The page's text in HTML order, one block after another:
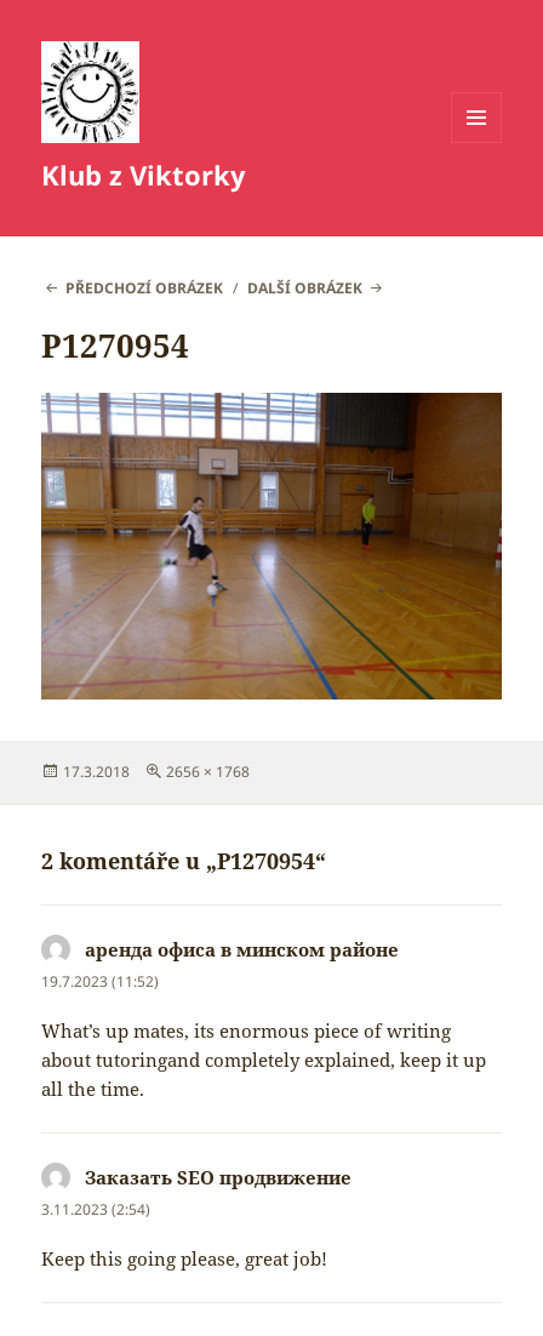
Klub z Viktorky
PŘEDCHOZÍ OBRÁZEK DALŠÍ OBRÁZEK
P1270954
Publikováno:
17.3.2018
Původní
2656 × 1768
2 komentáře u „P1270954“
аренда офиса в минском районе
19.7.2023 (11:52)
What’s up mates, its enormous piece of writing
about tutoringand completely explained, keep it up
all the time.
Заказать SEO продвижение
3.11.2023 (2:54)
Keep this going please, great job!